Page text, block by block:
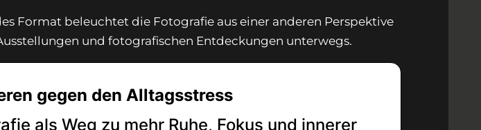
Format beleuchtet die Fotografie aus einer anderen Perspektive
und fotografischen Entdeckungen unterwegs.